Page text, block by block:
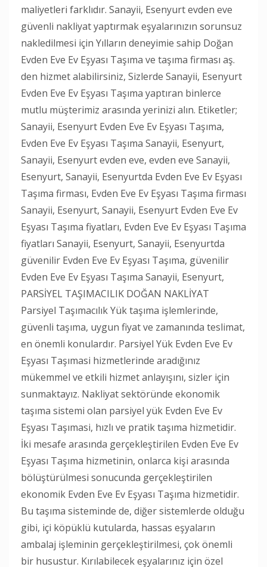
maliyetleri farklıdır. Sanayii, Esenyurt evden eve
güvenli nakliyat yaptırmak eşyalarınızın sorunsuz
nakledilmesi için Yılların deneyimie sahip Doğan
Evden Eve Ev Eşyası Taşıma ve taşıma firması aş.
den hizmet alabilirsiniz, Sizlerde Sanayii, Esenyurt
Evden Eve Ev Eşyası Taşıma yaptıran binlerce
mutlu müşterimiz arasında yerinizi alın. Etiketler;
Sanayii, Esenyurt Evden Eve Ev Eşyası Taşıma,
Evden Eve Ev Eşyası Taşıma Sanayii, Esenyurt,
Sanayii, Esenyurt evden eve, evden eve Sanayii,
Esenyurt, Sanayii, Esenyurtda Evden Eve Ev Eşyası
Taşıma firması, Evden Eve Ev Eşyası Taşıma firması
Sanayii, Esenyurt, Sanayii, Esenyurt Evden Eve Ev
Eşyası Taşıma fiyatları, Evden Eve Ev Eşyası Taşıma
fiyatları Sanayii, Esenyurt, Sanayii, Esenyurtda
güvenilir Evden Eve Ev Eşyası Taşıma, güvenilir
Evden Eve Ev Eşyası Taşıma Sanayii, Esenyurt,
PARSİYEL TAŞIMACILIK DOĞAN NAKLİYAT
Parsiyel Taşımacılık Yük taşıma işlemlerinde,
güvenli taşıma, uygun fiyat ve zamanında teslimat,
en önemli konulardır. Parsiyel Yük Evden Eve Ev
Eşyası Taşımasi hizmetlerinde aradığınız
mükemmel ve etkili hizmet anlayışını, sizler için
sunmaktayız. Nakliyat sektöründe ekonomik
taşıma sistemi olan parsiyel yük Evden Eve Ev
Eşyası Taşımasi, hızlı ve pratik taşıma hizmetidir.
İki mesafe arasında gerçekleştirilen Evden Eve Ev
Eşyası Taşıma hizmetinin, onlarca kişi arasında
bölüştürülmesi sonucunda gerçekleştirilen
ekonomik Evden Eve Ev Eşyası Taşıma hizmetidir.
Bu taşıma sisteminde de, diğer sistemlerde olduğu
gibi, içi köpüklü kutularda, hassas eşyaların
ambalaj işleminin gerçekleştirilmesi, çok önemli
bir husustur. Kırılabilecek eşyalarınız için özel